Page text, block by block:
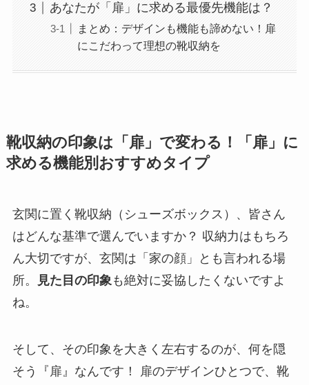
あなたが「扉」に求める最優先機能は？
まとめ：デザインも機能も諦めない！扉
にこだわって理想の靴収納を
靴収納の印象は「扉」で変わる！「扉」に
求める機能別おすすめタイプ
玄関に置く靴収納（シューズボックス）、皆さん
はどんな基準で選んでいますか？ 収納力はもちろ
ん大切ですが、玄関は「家の顔」とも言われる場
所。
見た目の印象 も絶対に妥協したくないですよ
ね。
そして、その印象を大きく左右するのが、何を隠
そう『扉』なんです！ 扉のデザインひとつで、靴